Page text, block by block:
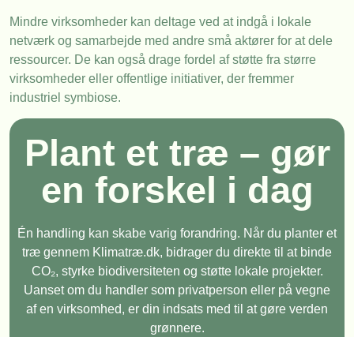
Mindre virksomheder kan deltage ved at indgå i lokale
netværk og samarbejde med andre små aktører for at dele
ressourcer. De kan også drage fordel af støtte fra større
virksomheder eller offentlige initiativer, der fremmer
industriel symbiose.
Plant et træ – gør
en forskel i dag
Én handling kan skabe varig forandring. Når du planter et
træ gennem Klimatræ.dk, bidrager du direkte til at binde
CO₂, styrke biodiversiteten og støtte lokale projekter.
Uanset om du handler som privatperson eller på vegne
af en virksomhed, er din indsats med til at gøre verden
grønnere.